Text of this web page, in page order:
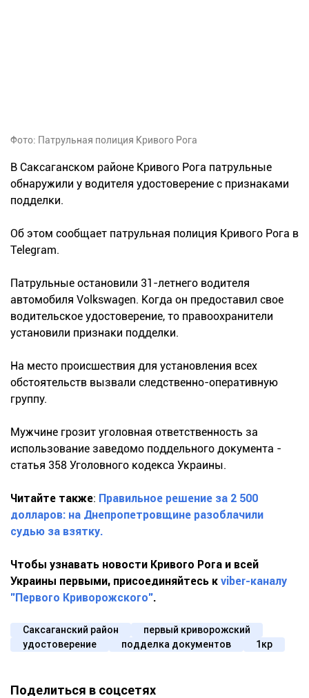
Фото: Патрульная полиция Кривого Рога
В Саксаганском районе Кривого Рога патрульные
обнаружили у водителя удостоверение с признаками
подделки.
Об этом сообщает патрульная полиция Кривого Рога в
Telegram.
Патрульные остановили 31-летнего водителя
автомобиля Volkswagen. Когда он предоставил свое
водительское удостоверение, то правоохранители
установили признаки подделки.
На место происшествия для установления всех
обстоятельств вызвали следственно-оперативную
группу.
Мужчине грозит уголовная ответственность за
использование заведомо поддельного документа -
статья 358 Уголовного кодекса Украины.
Читайте также: Правильное решение за 2 500
долларов: на Днепропетровщине разоблачили
судью за взятку.
Чтобы узнавать новости Кривого Рога и всей
Украины первыми, присоединяйтесь к viber-каналу
"Первого Криворожского".
Саксаганский район
первый криворожский
удостоверение
подделка документов 1кр
Поделиться в соцсетях